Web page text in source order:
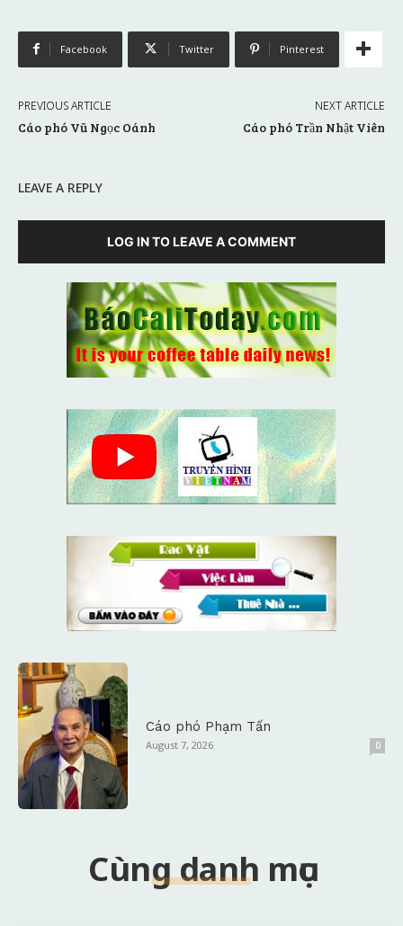
Facebook Twitter Pinterest
PREVIOUS ARTICLE
Cáo phó Vũ Ngọc Oánh
NEXT ARTICLE
Cáo phó Trần Nhật Viên
LEAVE A REPLY
LOG IN TO LEAVE A COMMENT
Cáo phó Phạm Tấn
August 7, 2026 0
Cùng danh mục